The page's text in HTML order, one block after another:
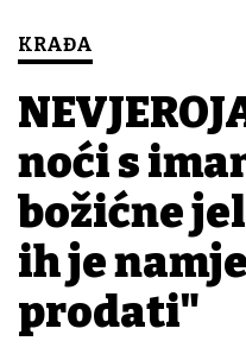
KRAĐA
noći s
božićne
ih je
prodati"